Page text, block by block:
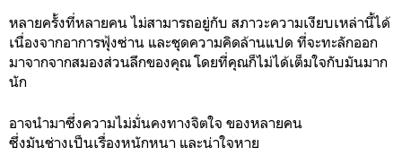
หลายครั้งที่หลายคน ไม่สามารถอยู่กับ สภาวะความเงียบเหล่านี้ได้
เนื่องจากอาการฟุ้งซ่าน และชุดความคิดล้านแปด ที่จะทะลักออก
มาจากจากสมองส่วนลึกของคุณ โดยที่คุณก็ไม่ได้เต็มใจกับมันมาก
นัก
อาจนำมาซึ่งความไม่มั่นคงทางจิตใจ ของหลายคน
ซึ่งมันช่างเป็นเรื่องหนักหนา และน่าใจหาย